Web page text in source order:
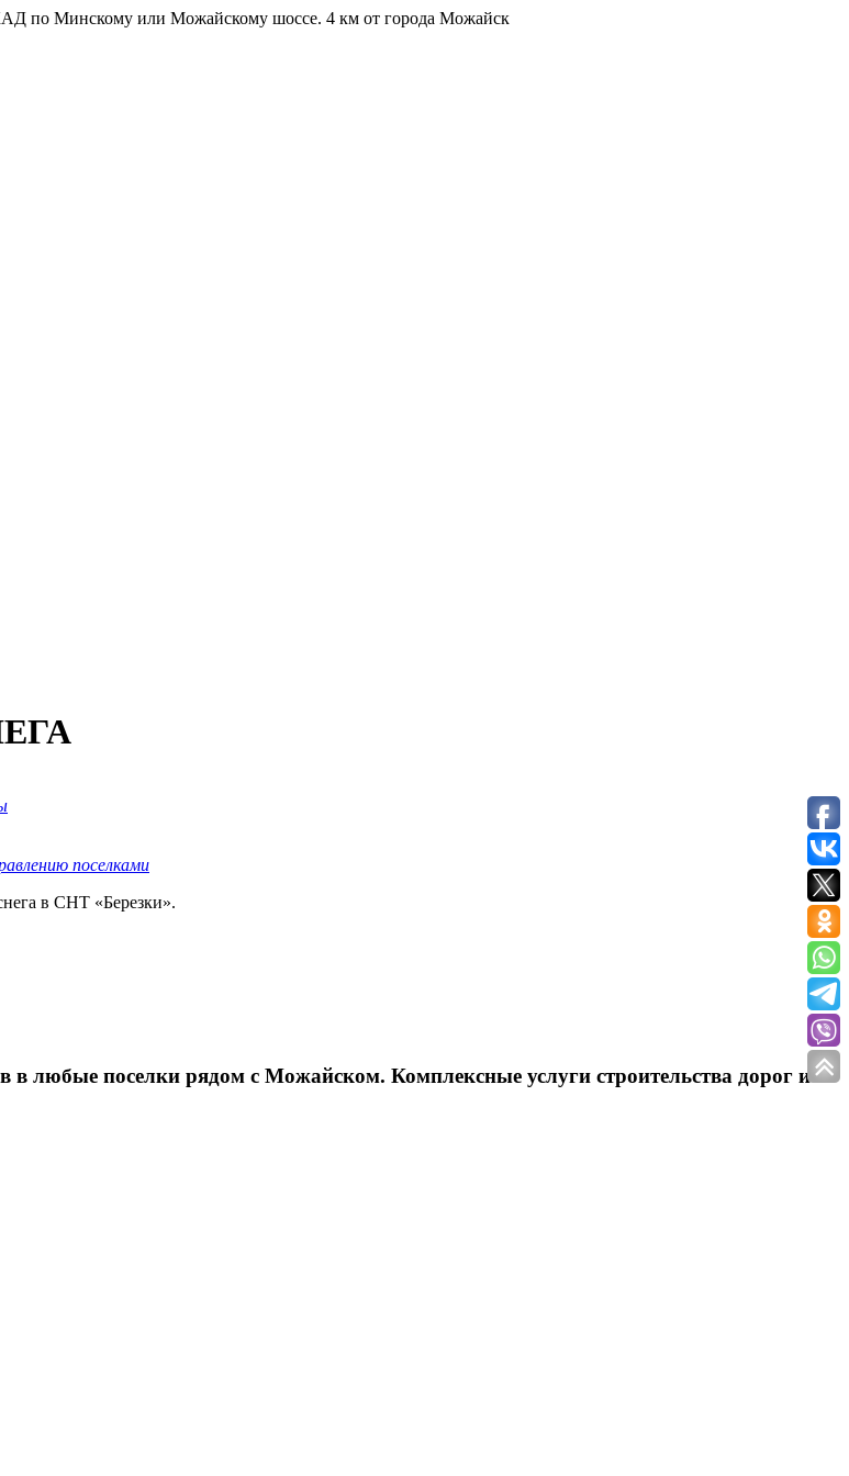
по Минскому или Можайскому шоссе. 4 км от города Можайск
поселками
в СНТ «Березки».
в любые поселки рядом с Можайском. Комплексные услуги строительства дорог и